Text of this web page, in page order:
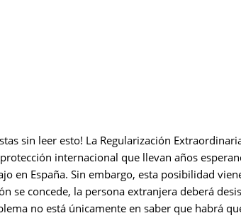
sin leer esto! La Regularización
internacional que llevan años
en España. Sin embargo, esta posibilidad
se concede, la persona extranjera deberá
no está únicamente en saber que habrá